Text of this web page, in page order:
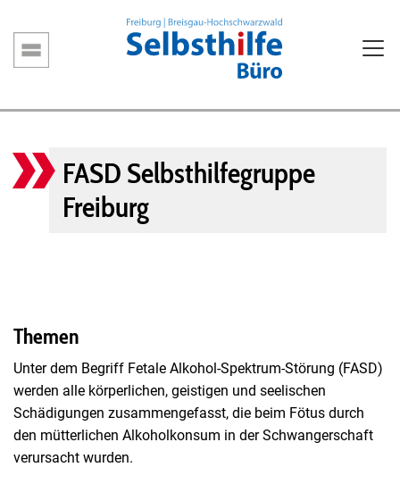
zum
Inhalt
Hauptnavigation
FASD Selbsthilfegruppe
Freiburg
Themen
Unter dem Begriff Fetale Alkohol-Spektrum-Störung (FASD)
werden alle körperlichen, geistigen und seelischen
Schädigungen zusammengefasst, die beim Fötus durch
den mütterlichen Alkoholkonsum in der Schwangerschaft
verursacht wurden.